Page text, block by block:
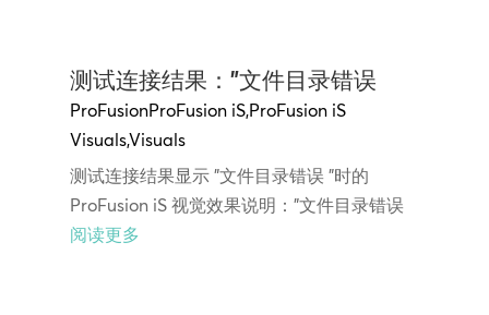
测试连接结果："文件目录错误
ProFusionProFusion iS,ProFusion iS
Visuals,Visuals
测试连接结果显示 "文件目录错误 "时的
ProFusion iS 视觉效果说明："文件目录错误
阅读更多